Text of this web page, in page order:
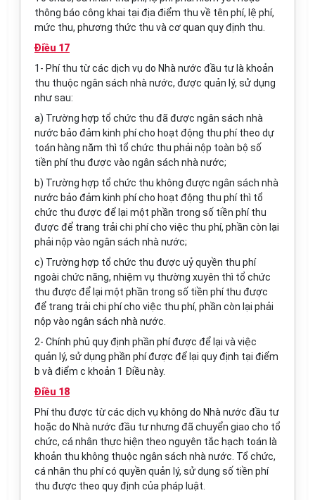
thông báo công khai tại địa điểm thu về tên phí, lệ phí,
mức thu, phương thức thu và cơ quan quy định thu.
Điều 17
1- Phí thu từ các dịch vụ do Nhà nước đầu tư là khoản
thu thuộc ngân sách nhà nước, được quản lý, sử dụng
như sau:
a) Trường hợp tổ chức thu đã được ngân sách nhà
nước bảo đảm kinh phí cho hoạt động thu phí theo dự
toán hàng năm thì tổ chức thu phải nộp toàn bộ số
tiền phí thu được vào ngân sách nhà nước;
b) Trường hợp tổ chức thu không được ngân sách nhà
nước bảo đảm kinh phí cho hoạt động thu phí thì tổ
chức thu được để lại một phần trong số tiền phí thu
được để trang trải chi phí cho việc thu phí, phần còn lại
phải nộp vào ngân sách nhà nước;
c) Trường hợp tổ chức thu được uỷ quyền thu phí
ngoài chức năng, nhiệm vụ thường xuyên thì tổ chức
thu được để lại một phần trong số tiền phí thu được
để trang trải chi phí cho việc thu phí, phần còn lại phải
nộp vào ngân sách nhà nước.
2- Chính phủ quy định phần phí được để lại và việc
quản lý, sử dụng phần phí được để lại quy định tại điểm
b và điểm c khoản 1 Điều này.
Điều 18
Phí thu được từ các dịch vụ không do Nhà nước đầu tư
hoặc do Nhà nước đầu tư nhưng đã chuyển giao cho tổ
chức, cá nhân thực hiện theo nguyên tắc hạch toán là
khoản thu không thuộc ngân sách nhà nước. Tổ chức,
cá nhân thu phí có quyền quản lý, sử dụng số tiền phí
thu được theo quy định của pháp luật.